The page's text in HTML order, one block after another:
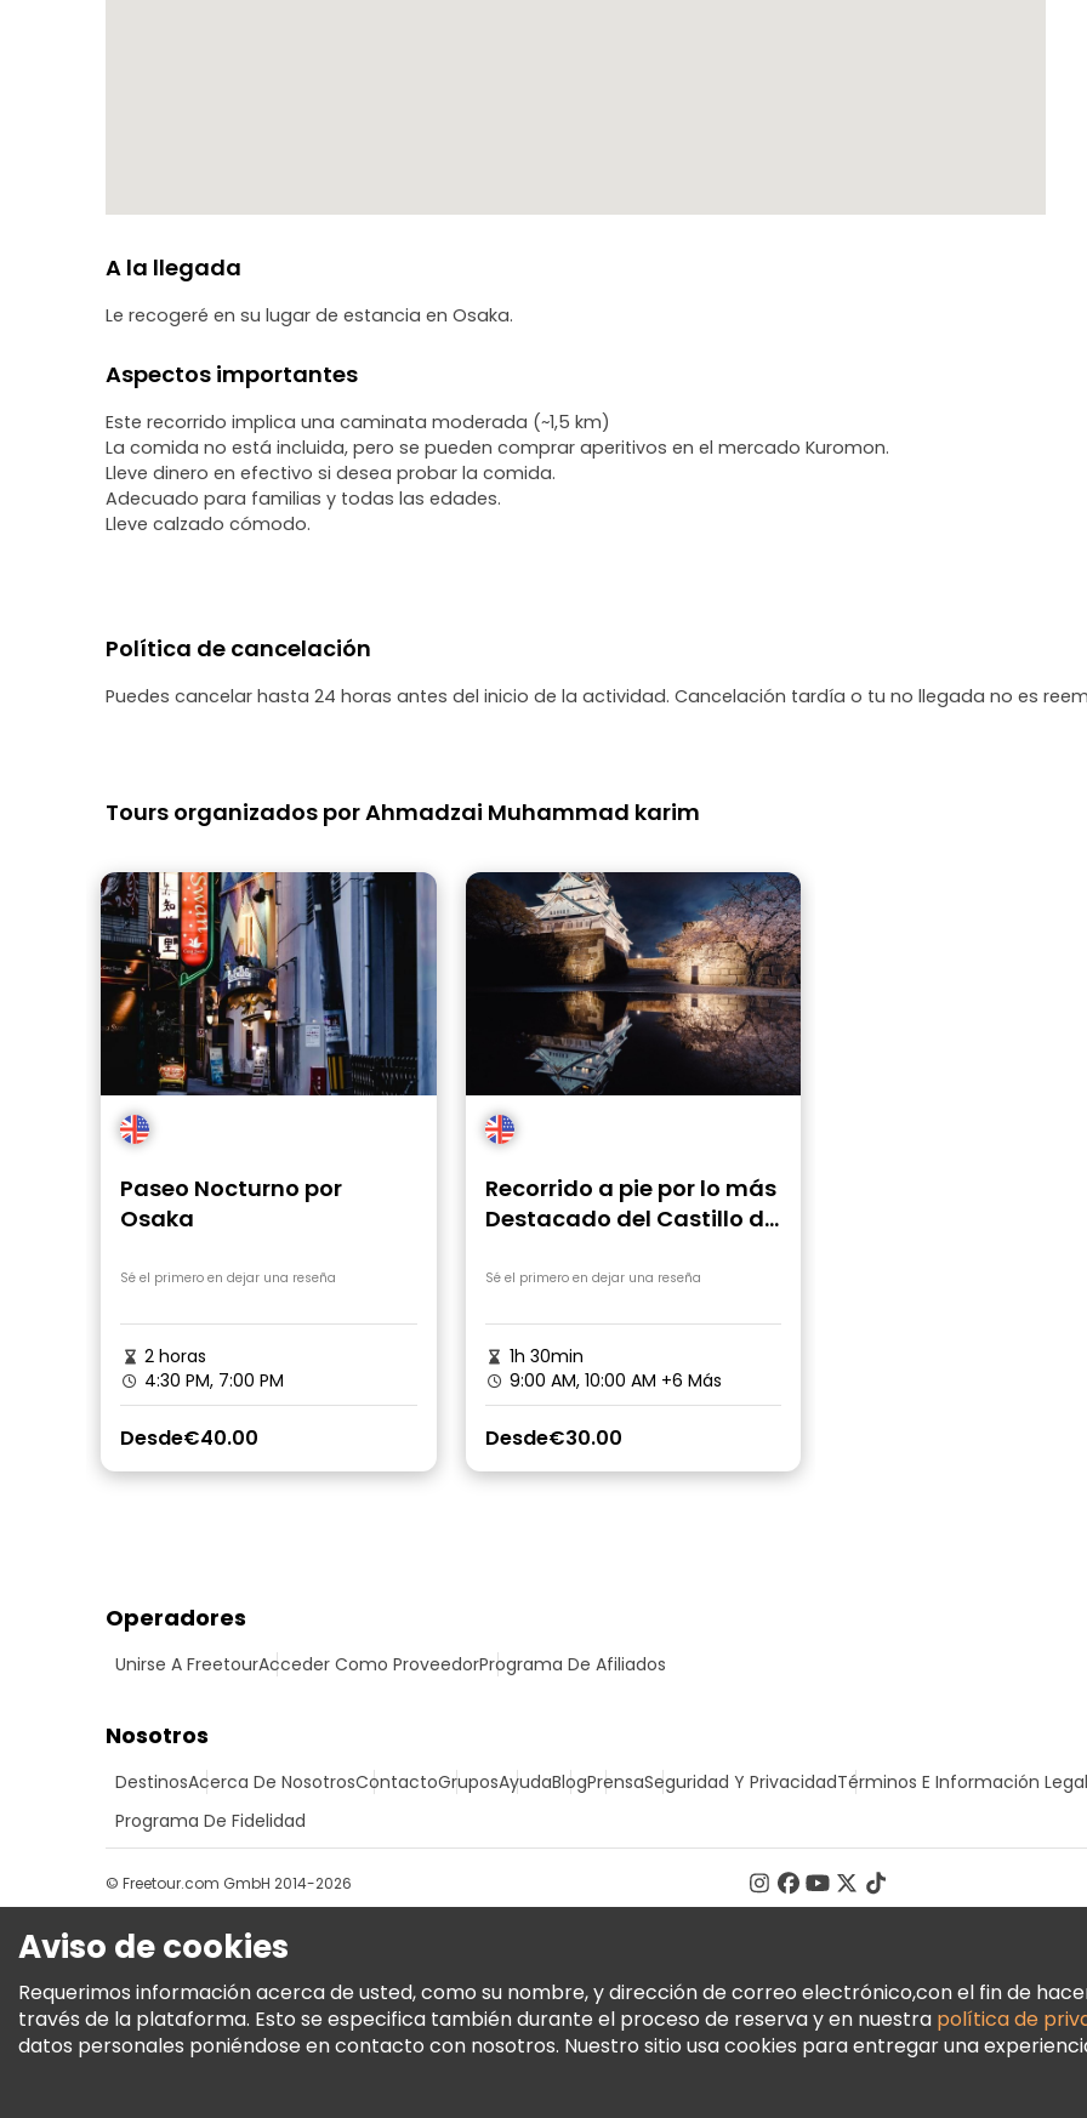
A la llegada
Le recogeré en su lugar de estancia en Osaka.
Aspectos importantes
Este recorrido implica una caminata moderada (~1,5 km)
La comida no está incluida, pero se pueden comprar aperitivos en el mercado Kuromon.
Lleve dinero en efectivo si desea probar la comida.
Adecuado para familias y todas las edades.
Lleve calzado cómodo.
Política de cancelación
Puedes cancelar hasta 24 horas antes del inicio de la actividad. Cancelación tardía o tu no llegada no es
Tours organizados por Ahmadzai Muhammad karim
Paseo Nocturno por
Osaka
Sé el primero en dejar una reseña
2 horas
4:30 PM, 7:00 PM
Desde€40.00
Recorrido a pie por lo más
Destacado del Castillo de
Sé el primero en dejar una reseña
1h 30min
9:00 AM, 10:00 AM +6 Más
Desde€30.00
Operadores
Unirse A FreetourAcceder Como ProveedorPrograma De Afiliados
Nosotros
DestinosAcerca De NosotrosContactoGruposAyudaBlogPrensaSeguridad Y PrivacidadTérminos E Información Legal
Programa De Fidelidad
© Freetour.com GmbH 2014-2026
Aviso de cookies
Requerimos información acerca de usted, como su nombre, y dirección de correo electrónico,con el fin de
través de la plataforma. Esto se especifica también durante el proceso de reserva y en nuestra política de
datos personales poniéndose en contacto con nosotros. Nuestro sitio usa cookies para entregar una